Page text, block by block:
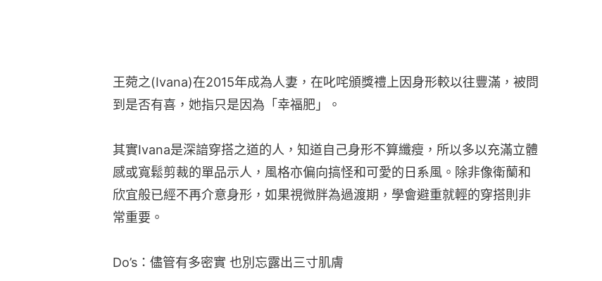
王菀之(Ivana)在2015年成為人妻，在叱咤頒獎禮上因身形較以往豐滿，被問
到是否有喜，她指只是因為「幸福肥」。
其實Ivana是深諳穿搭之道的人，知道自己身形不算纖瘦，所以多以充滿立體
感或寬鬆剪裁的單品示人，風格亦偏向搞怪和可愛的日系風。除非像衛蘭和
欣宜般已經不再介意身形，如果視微胖為過渡期，學會避重就輕的穿搭則非
常重要。
Do’s：儘管有多密實 也別忘露出三寸肌膚​